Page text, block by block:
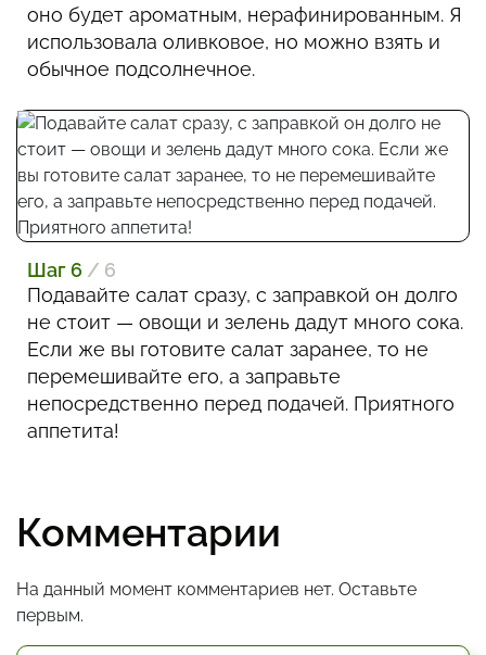
оно будет ароматным, нерафинированным. Я
использовала оливковое, но можно взять и
обычное подсолнечное.
Шаг 6 / 6
Подавайте салат сразу, с заправкой он долго
не стоит — овощи и зелень дадут много сока.
Если же вы готовите салат заранее, то не
перемешивайте его, а заправьте
непосредственно перед подачей. Приятного
аппетита!
Комментарии
На данный момент комментариев нет. Оставьте
первым.